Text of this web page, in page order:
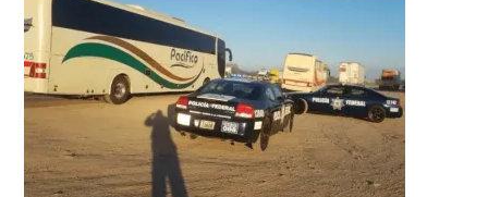
Caravana migrante LGBT no se quedará en Tijuana;
regresarían a CDMX
EN "CENTROAMÉRICA"